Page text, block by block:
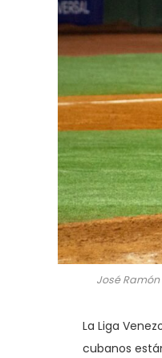
José
La Liga
cubanos